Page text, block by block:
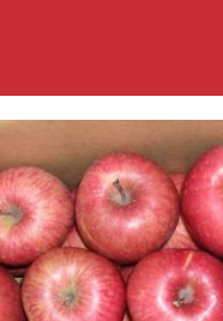
ットショ